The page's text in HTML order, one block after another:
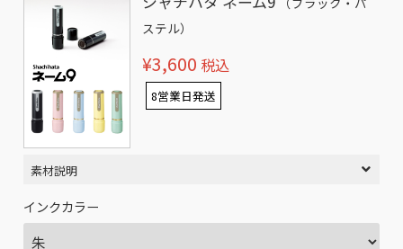
ステル）
¥3,600 税込
8営業日発送
素材説明
インクカラー